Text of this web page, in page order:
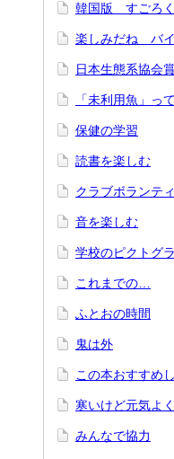
韓国版 すごろく
楽しみだね バ
日本生態系協会
「未利用魚」っ
保健の学習
読書を楽しむ
クラブボランテ
音を楽しむ
学校のピクトグ
これまでの…
ふとおの時間
鬼は外
この本おすすめ
寒いけど元気よく
みんなで協力